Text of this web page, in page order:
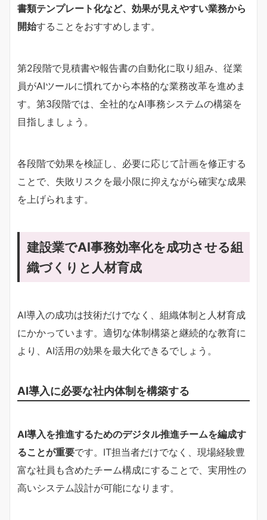
書類テンプレート化など、効果が見えやすい業務から
開始することをおすすめします。
第2段階で見積書や報告書の自動化に取り組み、従業
員がAIツールに慣れてから本格的な業務改革を進めま
す。第3段階では、全社的なAI事務システムの構築を
目指しましょう。
各段階で効果を検証し、必要に応じて計画を修正する
ことで、失敗リスクを最小限に抑えながら確実な成果
を上げられます。
建設業でAI事務効率化を成功させる組
織づくりと人材育成
AI導入の成功は技術だけでなく、組織体制と人材育成
にかかっています。適切な体制構築と継続的な教育に
より、AI活用の効果を最大化できるでしょう。
AI導入に必要な社内体制を構築する
AI導入を推進するためのデジタル推進チームを編成す
ることが重要です。IT担当者だけでなく、現場経験豊
富な社員も含めたチーム構成にすることで、実用性の
高いシステム設計が可能になります。